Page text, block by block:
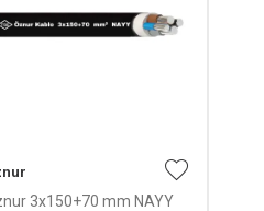
3x150+70 mm NAYY